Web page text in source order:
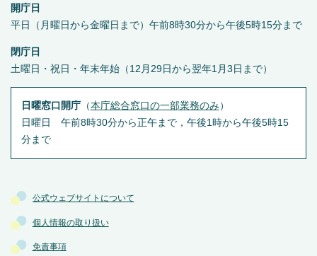
公式ウェブサイトについて
個人情報の取り扱い
免責事項
開庁日
平日（月曜日から金曜日まで）午前8時30分から午後5時15分まで
閉庁日
土曜日・祝日・年末年始（12月29日から翌年1月3日まで）
日曜窓口開庁（本庁総合窓口の一部業務のみ ）
日曜日 午前8時30分から正午まで，午後1時から午後5時15
分まで